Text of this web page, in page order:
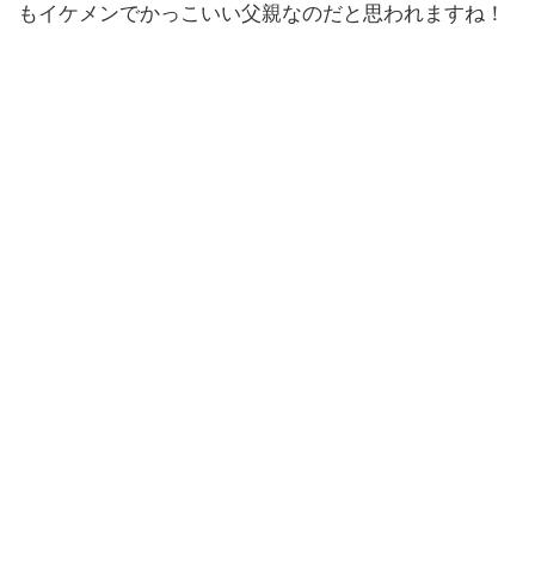
もイケメンでかっこいい父親なのだと思われますね！